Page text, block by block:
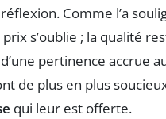
Comme l’a
s’oublie ; la qualité
pertinence accrue
de plus en plus
qui leur est offerte.